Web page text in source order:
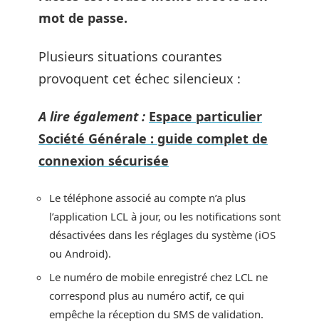
mot de passe.
Plusieurs situations courantes
provoquent cet échec silencieux :
A lire également : Espace particulier
Société Générale : guide complet de
connexion sécurisée
Le téléphone associé au compte n’a plus
l’application LCL à jour, ou les notifications sont
désactivées dans les réglages du système (iOS
ou Android).
Le numéro de mobile enregistré chez LCL ne
correspond plus au numéro actif, ce qui
empêche la réception du SMS de validation.